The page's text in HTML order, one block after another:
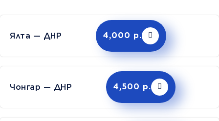
Ялта — ДНР 4,000 р.
Чонгар — ДНР 4,500 р.